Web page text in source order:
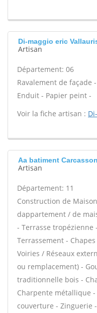
Di-maggio eric
Artisan
Département: 06
Ravalement de façade
Enduit - Papier peint -
Voir la fiche artisan :
Aa batiment
Artisan
Département: 11
Construction de
dappartement / de
- Terrasse tropézienne
Terrassement -
Voiries / Réseaux
ou remplacement) -
traditionnelle bois -
Charpente métallique
couverture - Zinguerie